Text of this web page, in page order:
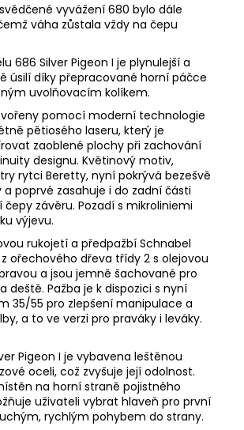
vyvážení 680 bylo dále
váha zůstala vždy na čepu
686 Silver Pigeon I je plynulejší a
úsilí díky přepracované horní páčce
uvolňovacím kolíkem.
pomocí moderní technologie
pětiosého laseru, který je
zaoblené plochy při zachování
designu. Květinový motiv,
rytci Beretty, nyní pokrývá bezešvě
poprvé zasahuje i do zadní části
čepy závěru. Pozadí s mikroliniemi
výjevu.
rukojetí a předpažbí Schnabel
ořechového dřeva třídy 2 s olejovou
a jsou jemně šachované pro
deště. Pažba je k dispozici s nyní
35/55 pro zlepšení manipulace a
a to ve verzi pro praváky i leváky.
Pigeon I je vybavena leštěnou
oceli, což zvyšuje její odolnost.
na horní straně pojistného
uživateli vybrat hlaveň pro první
rychlým pohybem do strany.